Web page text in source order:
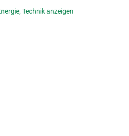
Technik anzeigen